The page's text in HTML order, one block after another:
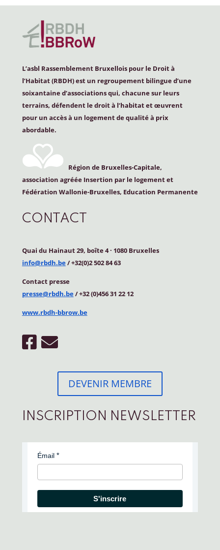
L’asbl Rassemblement Bruxellois pour le Droit à
l’Habitat (RBDH) est un regroupement bilingue d’une
soixantaine d’associations qui, chacune sur leurs
terrains, défendent le droit à l’habitat et œuvrent
pour un accès à un logement de qualité à prix
abordable.
Région de Bruxelles-Capitale,
association agréée Insertion par le logement et
Fédération Wallonie-Bruxelles, Education Permanente
CONTACT
Quai du Hainaut 29, boîte 4· 1080 Bruxelles
info@rbdh.be/ +32(0)2 502 84 63
Contact presse
presse@rbdh.be/ +32 (0)456 31 22 12
www.rbdh-bbrow.be
DEVENIR MEMBRE
INSCRIPTION NEWSLETTER
Émail
S'inscrire